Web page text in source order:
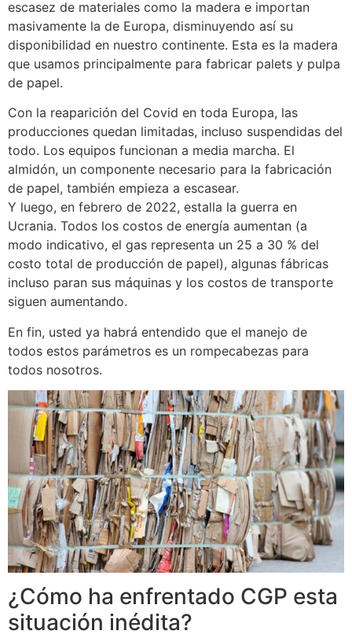
escasez de materiales como la madera e importan
masivamente la de Europa, disminuyendo así su
disponibilidad en nuestro continente. Esta es la madera
que usamos principalmente para fabricar palets y pulpa
de papel.
Con la reaparición del Covid en toda Europa, las
producciones quedan limitadas, incluso suspendidas del
todo. Los equipos funcionan a media marcha. El
almidón, un componente necesario para la fabricación
de papel, también empieza a escasear.
Y luego, en febrero de 2022, estalla la guerra en
Ucrania. Todos los costos de energía aumentan (a
modo indicativo, el gas representa un 25 a 30 % del
costo total de producción de papel), algunas fábricas
incluso paran sus máquinas y los costos de transporte
siguen aumentando.
En fin, usted ya habrá entendido que el manejo de
todos estos parámetros es un rompecabezas para
todos nosotros.
¿Cómo ha enfrentado CGP esta
situación inédita?